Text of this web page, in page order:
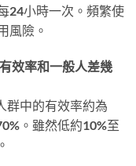
24小時一次。頻繁使
風險。
效率和一般人差幾
群中的有效率約為
。雖然低約10%至